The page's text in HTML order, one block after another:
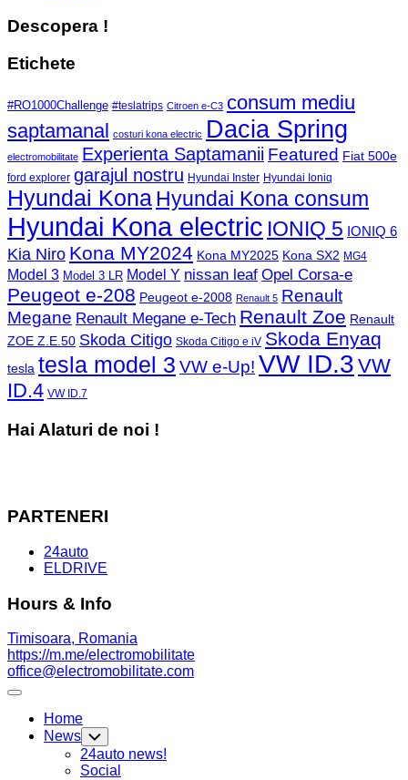
Descopera !
Etichete
#RO1000Challenge #teslatrips Citroen e-C3 consum mediu
saptamanal costuri kona electric Dacia Spring
electromobilitate Experienta Saptamanii Featured Fiat 500e
ford explorer garajul nostru Hyundai Inster Hyundai Ioniq
Hyundai KonaHyundai Kona consum
Hyundai Kona electric IONIQ 5 IONIQ 6
Kia Niro Kona MY2024 Kona MY2025 Kona SX2 MG4
Model 3 Model 3 LR Model Y nissan leaf Opel Corsa-e
Peugeot e-208 Peugeot e-2008 Renault 5 Renault
Megane Renault Megane e-Tech Renault Zoe Renault
ZOE Z.E.50 Skoda Citigo Skoda Citigo e iV Skoda Enyaq
tesla tesla model 3 VW e-Up! VW ID.3 VW
ID.4 VW ID.7
Hai Alaturi de noi !
PARTENERI
24auto
ELDRIVE
Hours & Info
Timisoara, Romania
https://m.me/electromobilitate
office@electromobilitate.com
Expand
Home
News Toggle
Child
Menu
24auto news!
Social